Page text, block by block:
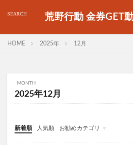
荒野行動 金券GET
HOME 2025年 12月
MONTH
2025年12月
新着順 人気順 お勧めカテゴリ
金券